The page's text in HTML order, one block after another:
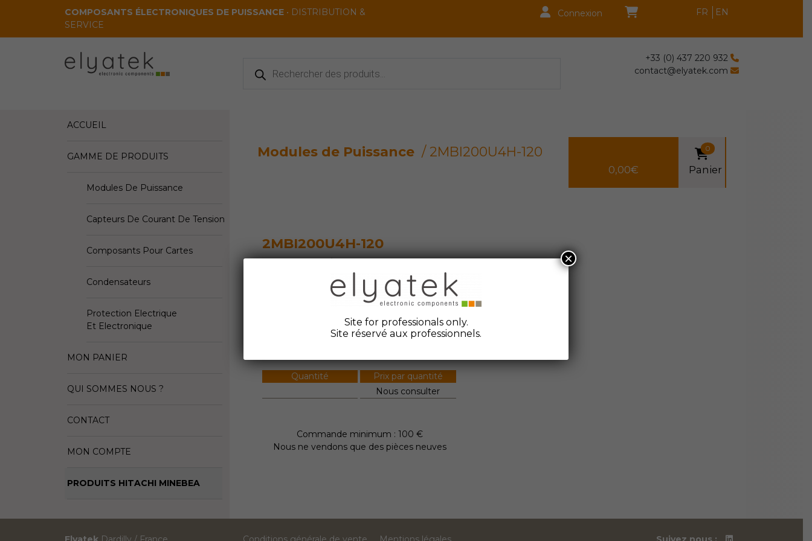
COMPOSANTS ÉLECTRONIQUES DE PUISSANCE• DISTRIBUTION &
SERVICE
Connexion FR EN
produits
+33 (0) 437 220 932
contact@elyatek.com
ACCUEIL
GAMME DE PRODUITS
Modules De Puissance
Capteurs De Courant De Tension
Composants Pour Cartes
Condensateurs
Protection Electrique
Et Electronique
MON PANIER
QUI SOMMES NOUS ?
CONTACT
MON COMPTE
PRODUITS HITACHI MINEBEA
Modules de Puissance / 2MBI200U4H-120
0,00€
0
Panier
2MBI200U4H-120
Modules de Puissance
IGBT HV-IGBT SiC SCR...
Fuji Electric
0
Quantité
Prix par quantité
Nous consulter
Commande minimum : 100 €
Nous ne vendons que des pièces neuves
Site for professionals only.
Site réservé aux professionnels.
×